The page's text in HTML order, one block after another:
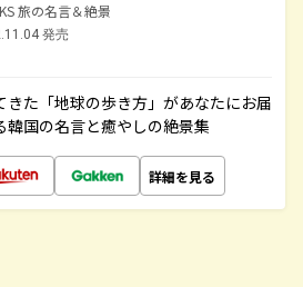
旅の名言＆絶景
発売
た「地球の歩き方」があなたにお届
韓国の名言と癒やしの絶景集
詳細を見る